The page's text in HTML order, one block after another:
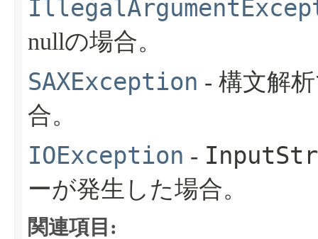
nullの場合。
SAXException - 構文解
合。
IOException -
ーが発生した場合。
関連項目: